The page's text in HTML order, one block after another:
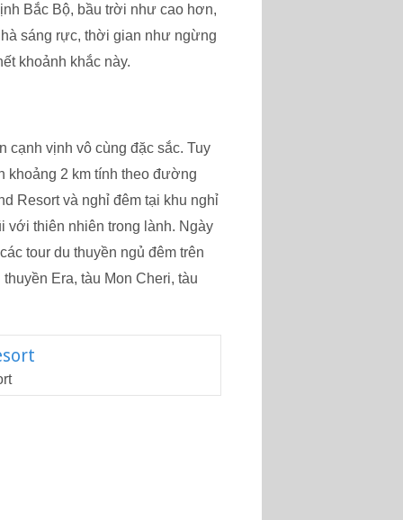
Bắc Bộ, bầu trời như cao hơn,
sáng rực, thời gian như ngừng
khoảnh khắc này.
cạnh vịnh vô cùng đặc sắc. Tuy
khoảng 2 km tính theo đường
Resort và nghỉ đêm tại khu nghỉ
với thiên nhiên trong lành. Ngày
tour du thuyền ngủ đêm trên
Era, tàu Mon Cheri, tàu